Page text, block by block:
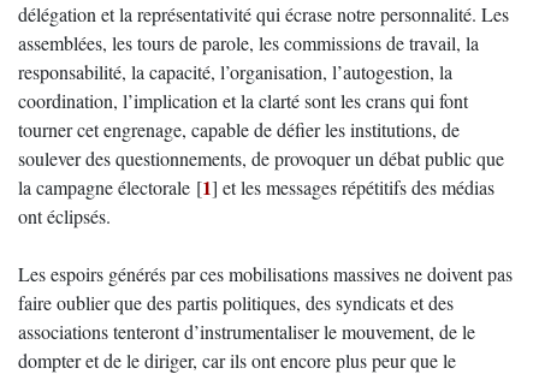
délégation et la représentativité qui écrase notre personnalité. Les
assemblées, les tours de parole, les commissions de travail, la
responsabilité, la capacité, l’organisation, l’autogestion, la
coordination, l’implication et la clarté sont les crans qui font
tourner cet engrenage, capable de défier les institutions, de
soulever des questionnements, de provoquer un débat public que
la campagne électorale [1] et les messages répétitifs des médias
ont éclipsés.
Les espoirs générés par ces mobilisations massives ne doivent pas
faire oublier que des partis politiques, des syndicats et des
associations tenteront d’instrumentaliser le mouvement, de le
dompter et de le diriger, car ils ont encore plus peur que le